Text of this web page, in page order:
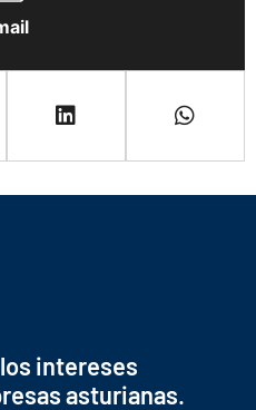
intereses
asturianas.